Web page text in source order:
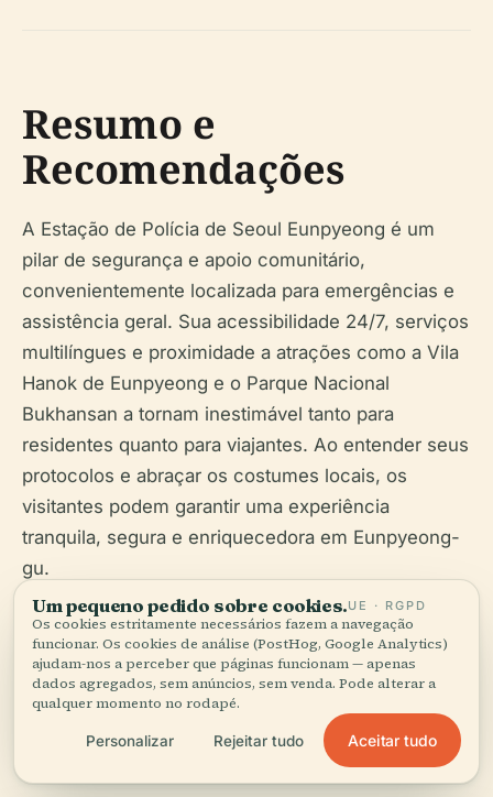
Resumo e
Recomendações
A Estação de Polícia de Seoul Eunpyeong é um
pilar de segurança e apoio comunitário,
convenientemente localizada para emergências e
assistência geral. Sua acessibilidade 24/7, serviços
multilíngues e proximidade a atrações como a Vila
Hanok de Eunpyeong e o Parque Nacional
Bukhansan a tornam inestimável tanto para
residentes quanto para viajantes. Ao entender seus
protocolos e abraçar os costumes locais, os
visitantes podem garantir uma experiência
tranquila, segura e enriquecedora em Eunpyeong-
gu.
Para mais dicas de segurança em viagens, insights
culturais e informações atualizadas, baixe o
aplicativo Audiala e consulte os recursos abaixo.
Um pequeno pedido sobre cookies.UE · RGPD
Os cookies estritamente necessários fazem a navegação
funcionar. Os cookies de análise (PostHog, Google Analytics)
ajudam-nos a perceber que páginas funcionam — apenas
dados agregados, sem anúncios, sem venda. Pode alterar a
qualquer momento no rodapé.
Personalizar Rejeitar tudo Aceitar tudo